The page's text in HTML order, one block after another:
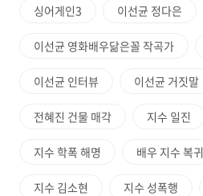
싱어게인3 이선균 정다은
이선균 영화배우닮은꼴 작곡가
이선균 인터뷰 이선균 거짓말
전혜진 건물 매각 지수 일진
지수 학폭 해명 배우 지수 복귀
지수 김소현 지수 성폭행